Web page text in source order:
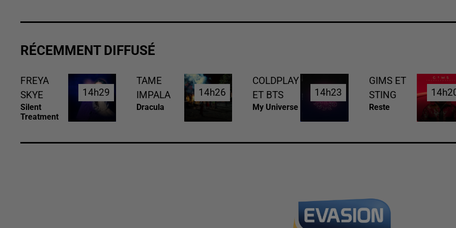
RÉCEMMENT DIFFUSÉ
FREYA
SKYE
Silent
Treatment
14h29
14h29
TAME
IMPALA
Dracula
14h26
14h26
COLDPLAY
ET BTS
My Universe
14h23
14h23
GIMS ET
STING
Reste